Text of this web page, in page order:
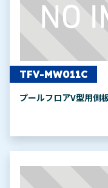
TFV-MW011C
プールフロアV型用側